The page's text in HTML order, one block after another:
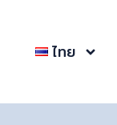
ไทย